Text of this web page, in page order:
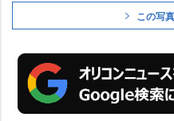
この写